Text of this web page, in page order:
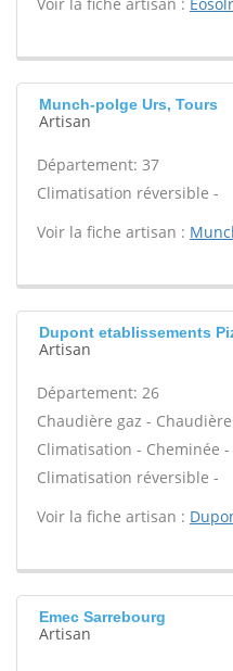
Munch-polge Urs, Tours
Artisan
Département: 37
Climatisation réversible -
Voir la fiche artisan :
Dupont etablissements
Artisan
Département: 26
Chaudière gaz -
Climatisation - Cheminée
Climatisation réversible -
Voir la fiche artisan :
Emec Sarrebourg
Artisan